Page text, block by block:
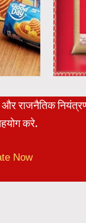
और राजनैतिक
करे.
Now